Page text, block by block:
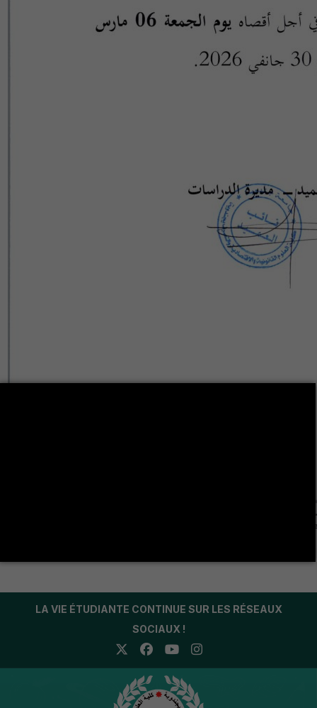
LA VIE ÉTUDIANTE CONTINUE SUR LES RÉSEAUX
SOCIAUX !